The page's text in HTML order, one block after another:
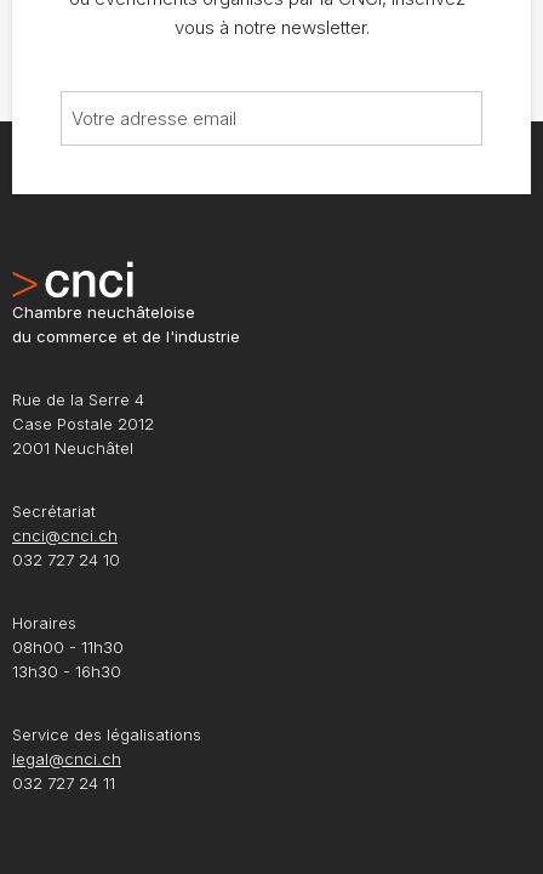
vous à notre newsletter.
Chambre neuchâteloise
du commerce et de l'industrie
Rue de la Serre 4
Case Postale 2012
2001 Neuchâtel
Secrétariat
cnci@cnci.ch
032 727 24 10
Horaires
08h00 - 11h30
13h30 - 16h30
Service des légalisations
legal@cnci.ch
032 727 24 11